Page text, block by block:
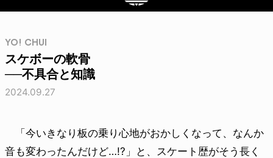
YO! CHUI
スケボーの軟骨
──不具合と知識
2024.09.27
「今いきなり板の乗り心地がおかしくなって、なんか
音も変わったんだけど…!?」と、スケート歴がそう長く